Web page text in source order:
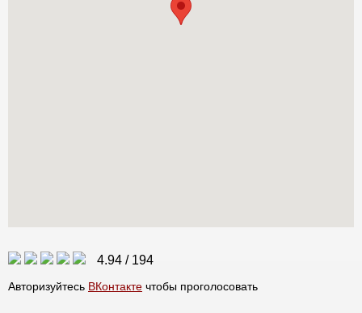
4.94 / 194
Авторизуйтесь ВКонтакте чтобы проголосовать